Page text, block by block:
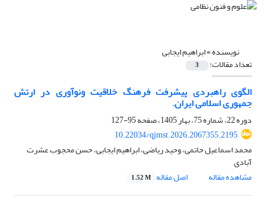
نویسنده =ابراهیم ایجابی
تعداد مقالات: 3
الگوی راهبردی پیشرفت فرهنگ خلاقیت ونوآوری در ارتش
جمهوری اسلامی ایران.
دوره 22، شماره 75، بهار 1405، صفحه
95-127
10.22034/qjmst.2026.2067355.2195
محمد اسماعیل حاتمی، وحید ریاضی، ابراهیم ایجابی، حسن محجوب عشرت
آبادی
مشاهده مقاله
اصل مقاله 1.52 M